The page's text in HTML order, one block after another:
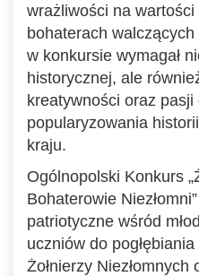
wrażliwości na
bohaterach
w konkursie wymagał
historycznej, ale
kreatywności oraz
popularyzowania
kraju.
Ogólnopolski Konkurs
Bohaterowie
patriotyczne wśród
uczniów do
Żołnierzy